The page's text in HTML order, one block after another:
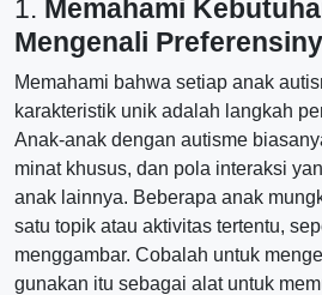
1. Memahami
Mengenali
Memahami bahwa setiap anak
karakteristik unik adalah langkah
Anak-anak dengan autisme
minat khusus, dan pola interaksi
anak lainnya. Beberapa anak
satu topik atau aktivitas tertentu,
menggambar. Cobalah untuk
gunakan itu sebagai alat untuk